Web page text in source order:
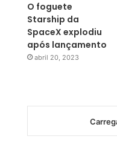
O foguete
Starship da
SpaceX explodiu
após lançamento
abril 20, 2023